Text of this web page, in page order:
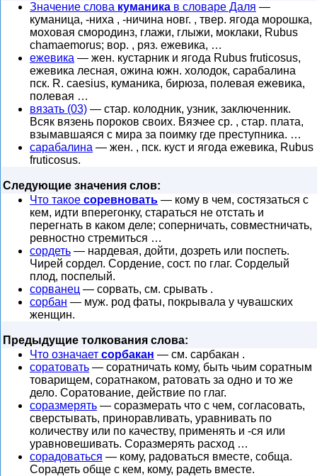
Значение слова куманика в словаре Даля —
куманица, -ниха , -ничина новг. , твер. ягода морошка,
моховая смородинз, глажи, глыжи, моклаки, Rubus
chamaemorus; вор. , ряз. ежевика, …
ежевика — жен. кустарник и ягода Rubus fruticosus,
ежевика лесная, ожина южн. холодок, сарабалина
пск. R. caesius, куманика, бирюза, полевая ежевика,
полевая …
вязать (03) — стар. колодник, узник, заключенник.
Всяк вязень пороков своих. Вязчее ср. , стар. плата,
взымавшаяся с мира за поимку где преступника. …
сарабалина — жен. , пск. куст и ягода ежевика, Rubus
fruticosus.
Следующие значения слов:
Что такое соревновать — кому в чем, состязаться с
кем, идти вперегонку, стараться не отстать и
перегнать в каком деле; соперничать, совместничать,
ревностно стремиться …
сордеть — нардевая, дойти, дозреть или поспеть.
Чирей сордел. Сордение, сост. по глаг. Сорделый
плод, поспелый.
сорванец — сорвать, см. срывать .
сорбан — муж. род фаты, покрывала у чувашских
женщин.
Предыдущие толкования слова:
Что означает сорбакан — см. сарбакан .
соратовать — соратничать кому, быть чьим соратным
товарищем, соратнаком, ратовать за одно и то же
дело. Соратование, действие по глаг.
соразмерять — соразмерать что с чем, согласовать,
сверстывать, приноравливать, уравнивать по
количеству или по качеству, применять и -ся или
уравновешивать. Соразмерять расход …
сорадоваться — кому, радоваться вместе, собща.
Сорадеть обще с кем, кому, радеть вместе.